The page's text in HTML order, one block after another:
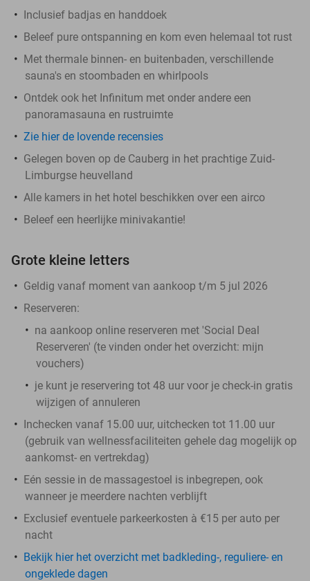
Inclusief badjas en handdoek
Beleef pure ontspanning en kom even helemaal tot rust
Met thermale binnen- en buitenbaden, verschillende
sauna's en stoombaden en whirlpools
Ontdek ook het Infinitum met onder andere een
panoramasauna en rustruimte
Zie hier de lovende recensies
Gelegen boven op de Cauberg in het prachtige Zuid-
Limburgse heuvelland
Alle kamers in het hotel beschikken over een airco
Beleef een heerlijke minivakantie!
Grote kleine letters
Geldig vanaf moment van aankoop t/m 5 jul 2026
Reserveren:
na aankoop online reserveren met 'Social Deal
Reserveren' (te vinden onder het overzicht: mijn
vouchers)
je kunt je reservering tot 48 uur voor je check-in gratis
wijzigen of annuleren
Inchecken vanaf 15.00 uur, uitchecken tot 11.00 uur
(gebruik van wellnessfaciliteiten gehele dag mogelijk op
aankomst- en vertrekdag)
Eén sessie in de massagestoel is inbegrepen, ook
wanneer je meerdere nachten verblijft
Exclusief eventuele parkeerkosten à €15 per auto per
nacht
Bekijk hier het overzicht met badkleding-, reguliere- en
ongeklede dagen